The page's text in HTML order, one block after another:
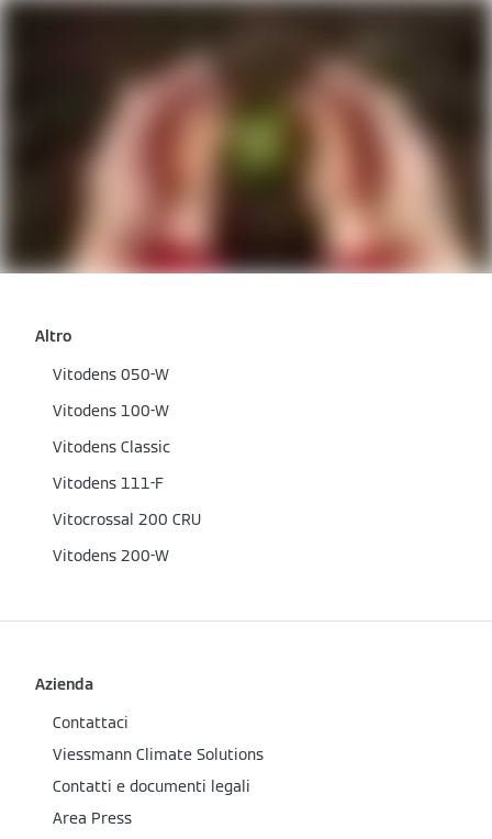
Altro
Vitodens 050-W
Vitodens 100-W
Vitodens Classic
Vitodens 111-F
Vitocrossal 200 CRU
Vitodens 200-W
Azienda
Contattaci
Viessmann Climate Solutions
Contatti e documenti legali
Area Press